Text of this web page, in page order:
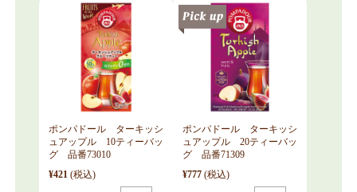
ポンパドール ターキッシ
ュアップル 10ティーバッ
グ 品番73010
¥421 (税込)
ポンパドール ターキッシ
ュアップル 20ティーバッ
グ 品番71309
¥777 (税込)